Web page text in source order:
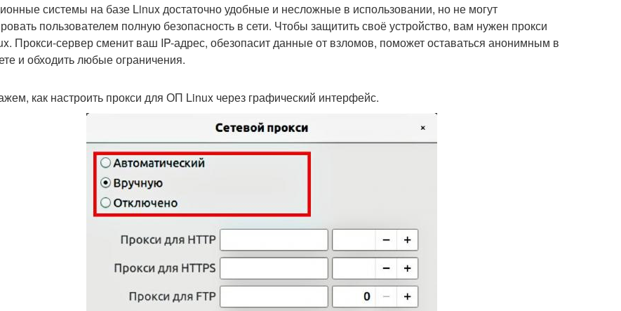
системы на базе Linux достаточно удобные и несложные в использовании, но не могут
пользователем полную безопасность в сети. Чтобы защитить своё устройство, вам нужен прокси
Прокси-сервер сменит ваш IP-адрес, обезопасит данные от взломов, поможет оставаться анонимным в
и обходить любые ограничения.
как настроить прокси для ОП Linux через графический интерфейс.